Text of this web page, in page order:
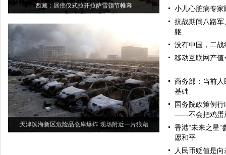
西藏：展佛仪式拉开拉萨雪顿节帷幕
天津滨海新区危险品仓库爆炸 现场附近一片狼藉
小儿心脏病专家
抗战期间八路
躯
没有中国，二
移动互联网产
商务部：当前
基础
国务院政策例
——不会把鸡蛋
香港“未来之星
愿和平
人民币贬值是